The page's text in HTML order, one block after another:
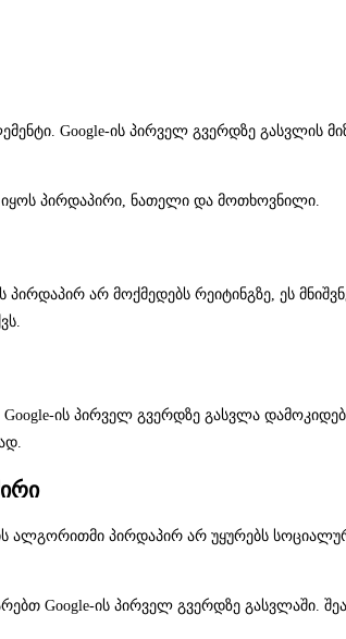
Google-ის პირველ გვერდზე გასვლის
იყოს პირდაპირი, ნათელი და მოთხოვნილი.
არ მოქმედებს რეიტინგზე, ეს
ის პირველ გვერდზე გასვლა
ალგორითმი პირდაპირ არ უყურებს
Google-ის პირველ გვერდზე გასვლაში.